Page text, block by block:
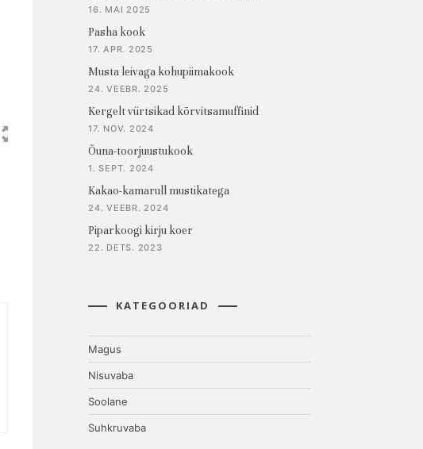
16. MAI 2025
Pasha kook
17. APR. 2025
Musta leivaga kohupiimakook
24. VEEBR. 2025
Kergelt vürtsikad kõrvitsamuffinid
17. NOV. 2024
Õuna-toorjuustukook
1. SEPT. 2024
Kakao-kamarull mustikatega
24. VEEBR. 2024
Piparkoogi kirju koer
22. DETS. 2023
KATEGOORIAD
Magus
Nisuvaba
Soolane
Suhkruvaba